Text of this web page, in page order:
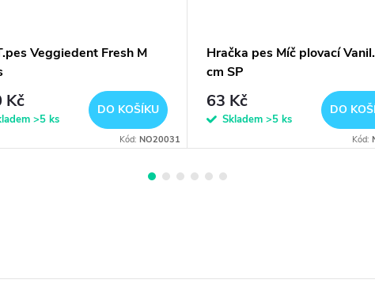
Veggiedent Fresh M
Kč
>5 ks
DO KOŠÍKU
Kód: NO20031
Hračka pes Míč plovací
cm SP
63 Kč
Skladem >5 ks
DO
Kód: